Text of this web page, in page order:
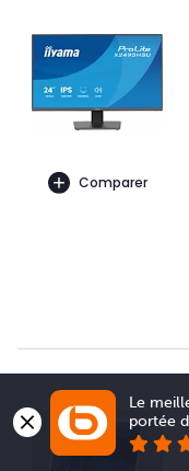
Comparer
Le
portée